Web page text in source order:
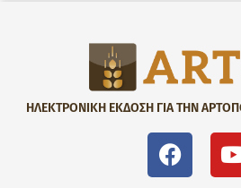
ΗΛΕΚΤΡΟΝΙΚΗ ΕΚΔΟΣΗ ΓΙΑ ΤΗΝ